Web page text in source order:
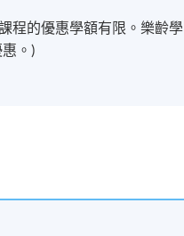
程的優惠學額有限。樂齡學
。)